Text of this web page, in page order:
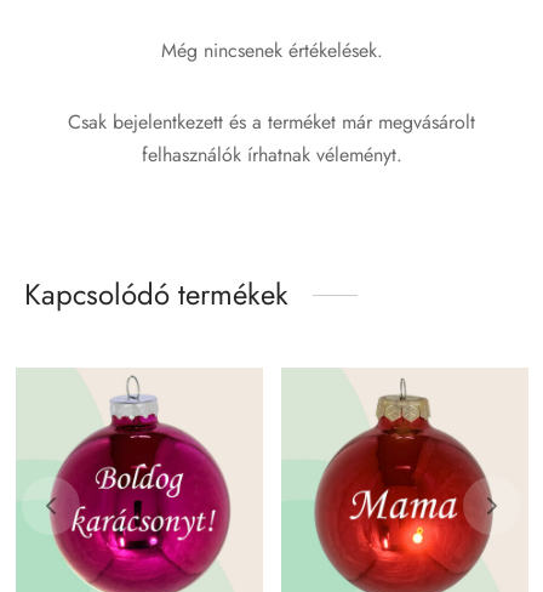
Még nincsenek értékelések.
Csak bejelentkezett és a terméket már megvásárolt
felhasználók írhatnak véleményt.
Kapcsolódó termékek